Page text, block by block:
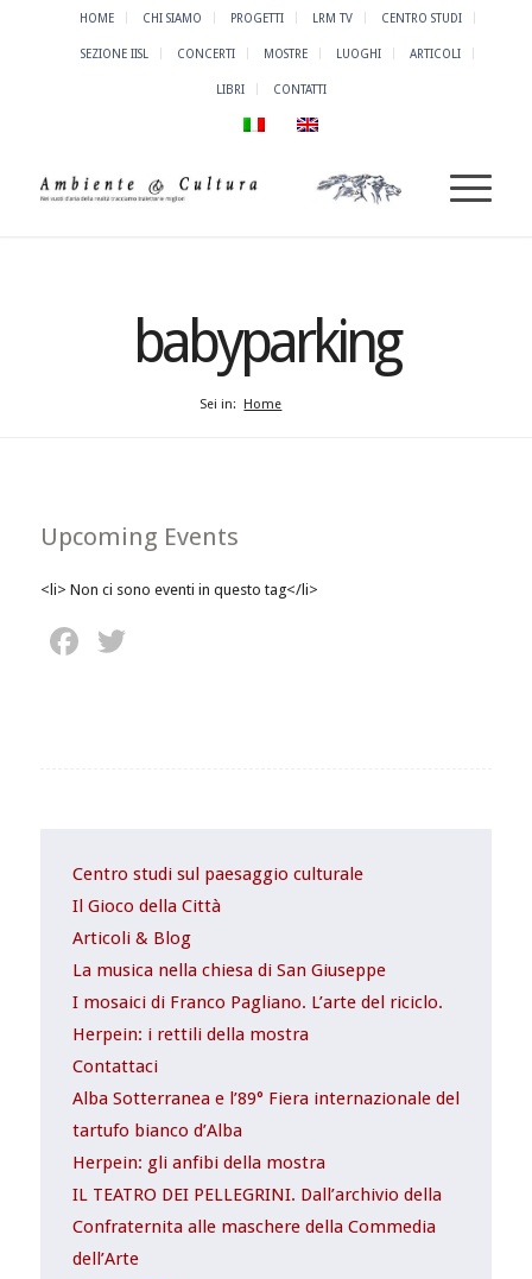
HOME CHI SIAMO PROGETTI LRM TV CENTRO STUDI
SEZIONE IISL CONCERTI MOSTRE LUOGHI ARTICOLI
LIBRI CONTATTI
babyparking
Sei in: Home
Upcoming Events
<li> Non ci sono eventi in questo tag</li>
Facebook
Centro studi sul paesaggio culturale
Il Gioco della Città
Articoli & Blog
La musica nella chiesa di San Giuseppe
I mosaici di Franco Pagliano. L’arte del riciclo.
Herpein: i rettili della mostra
Contattaci
Alba Sotterranea e l’89° Fiera internazionale del
tartufo bianco d’Alba
Herpein: gli anfibi della mostra
IL TEATRO DEI PELLEGRINI. Dall’archivio della
Confraternita alle maschere della Commedia
dell’Arte